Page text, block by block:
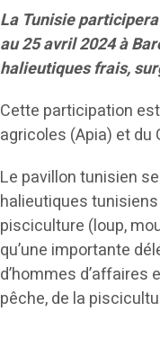
La Tunisie
au 25 avril 2024 à
halieutiques frais,
Cette participation
agricoles (Apia) et
Le pavillon tunisien
halieutiques
pisciculture (loup,
qu’une importante
d’hommes
pêche, de la